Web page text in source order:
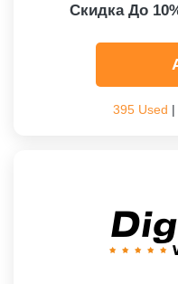
Скидка До
395 Used |